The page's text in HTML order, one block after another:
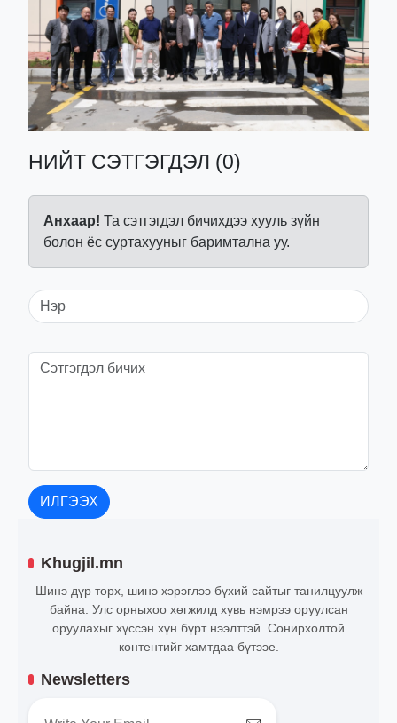
НИЙТ СЭТГЭГДЭЛ (0)
Анхаар! Та сэтгэгдэл бичихдээ хууль зүйн
болон ёс суртахууныг баримтална уу.
ИЛГЭЭХ
Khugjil.mn
Шинэ дүр төрх, шинэ хэрэглээ бүхий сайтыг танилцуулж
байна. Улс орныхоо хөгжилд хувь нэмрээ оруулсан
оруулахыг хүссэн хүн бүрт нээлттэй. Сонирхолтой
контентийг хамтдаа бүтээе.
Newsletters